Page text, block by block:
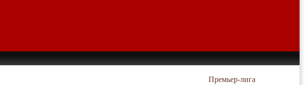
Премьер-лига